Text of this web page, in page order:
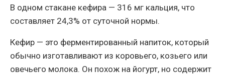
В одном стакане кефира — 316 мг кальция, что
составляет 24,3% от суточной нормы.
Кефир — это ферментированный напиток, который
обычно изготавливают из коровьего, козьего или
овечьего молока. Он похож на йогурт, но содержит